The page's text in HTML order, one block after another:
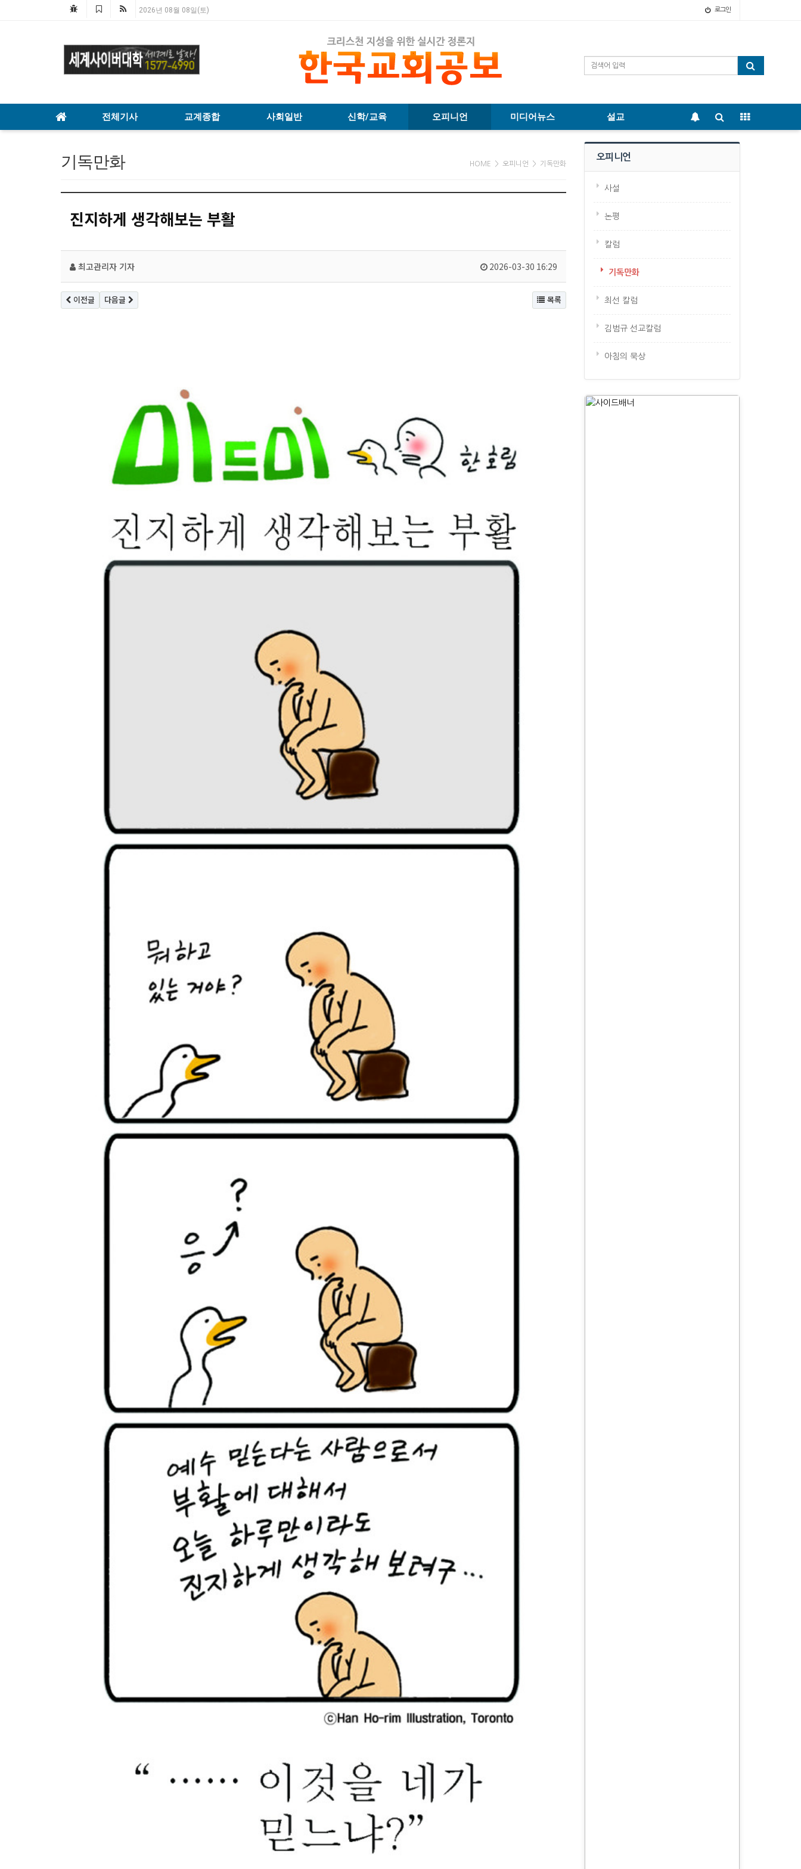
2026년 08월 08일(토) 로그인
전체기사 교계종합 사회일반 신학/교육 오피니언 미디어뉴스 설교
기독만화 HOME > 오피니언 > 기독만화
진지하게 생각해보는 부활
최고관리자 기자 2026-03-30 16:29
이전글 다음글 목록
오피니언
사설
논평
칼럼
기독만화
최선 칼럼
김범규 선교칼럼
아침의 묵상